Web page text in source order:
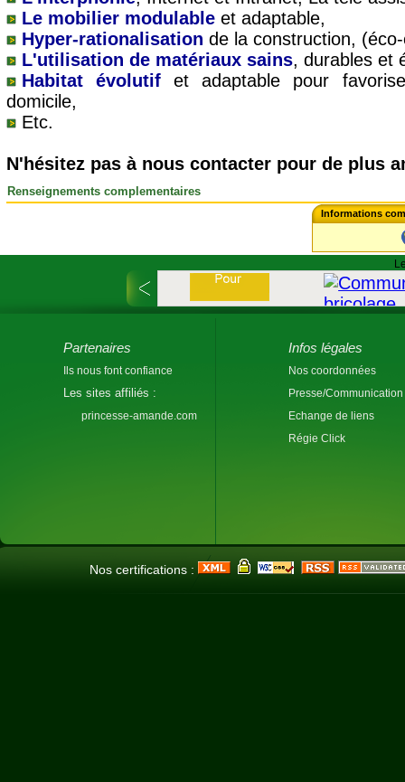
Le mobilier modulable et adaptable,
Hyper-rationalisation de la construction,
L'utilisation de matériaux sains, durables et
Habitat évolutif et adaptable pour
domicile,
Etc.
N'hésitez pas à nous contacter pour de plus
Renseignements complementaires
Informations
Partenaires
Ils nous font confiance
Les sites affiliés :
princesse-amande.com
Infos légales
Nos coordonnées
Presse/Communication
Echange de liens
Régie Click
Nos certifications :